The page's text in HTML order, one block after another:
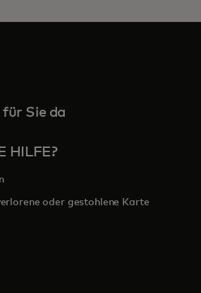
Sie da
HILFE?
oder gestohlene Karte